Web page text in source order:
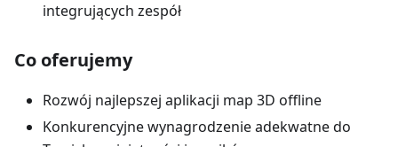
integrujących zespół
Co oferujemy
Rozwój najlepszej aplikacji map 3D offline
Konkurencyjne wynagrodzenie adekwatne do